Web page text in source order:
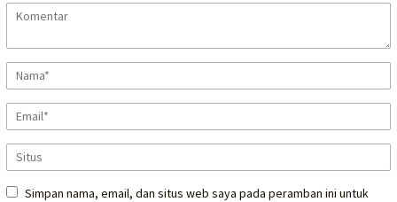
Simpan nama, email, dan situs web saya pada peramban ini untuk